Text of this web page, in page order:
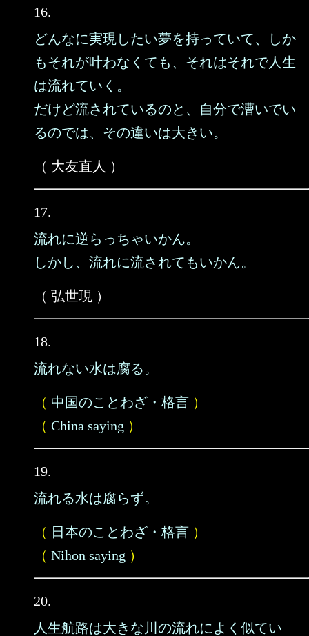
16.
どんなに実現したい夢を持っていて、しか
もそれが叶わなくても、それはそれで人生
は流れていく。
だけど流されているのと、自分で漕いでい
るのでは、その違いは大きい。
（ 大友直人 ）
17.
流れに逆らっちゃいかん。
しかし、流れに流されてもいかん。
（ 弘世現 ）
18.
流れない水は腐る。
（ 中国のことわざ・格言 ）
（ China saying ）
19.
流れる水は腐らず。
（ 日本のことわざ・格言 ）
（ Nihon saying ）
20.
人生航路は大きな川の流れによく似てい